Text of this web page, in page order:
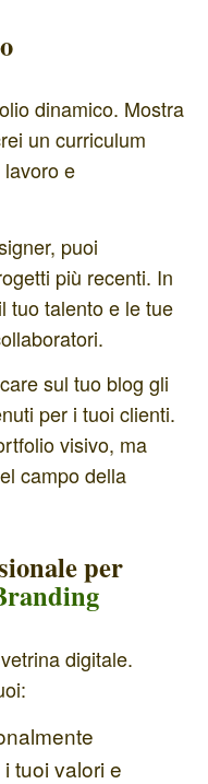
dinamico. Mostra
un curriculum
e
puoi
più recenti. In
tuo talento e le tue
sul tuo blog gli
per i tuoi clienti.
visivo, ma
campo della
per
digitale.
tuoi valori e